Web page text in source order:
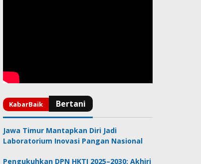
Jawa Timur Mantapkan Diri Jadi
Laboratorium Inovasi Pangan Nasional
Pengukuhkan DPN HKTI 2025–2030: Akhiri